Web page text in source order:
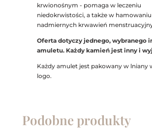
krwionośnym - pomaga w leczeniu
niedokrwistości, a także w hamowaniu
nadmiernych krwawień
Oferta dotyczy jednego, wybranego
amuletu. Każdy kamień jest inny i
Każdy amulet jest pakowany w lniany
logo.
Podobne produkty